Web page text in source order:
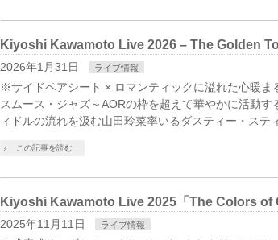
Kiyoshi Kawamoto Live 2026 – The Golden
2026年1月31日 ライブ情報
※サイドペアシート × ロマンティックに溢れた心暖ま
スムース・ジャズ～AORの枠を超えて華やかに活動す
ィドルの流れを汲む山田玲菜率いるダスティー・ステ
この記事を読む
Kiyoshi Kawamoto Live 2025「The Colors of
2025年11月11日 ライブ情報